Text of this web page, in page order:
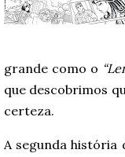
grande como o
que descobrimos
certeza.
A segunda história